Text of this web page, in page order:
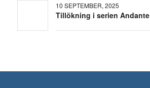
10 SEPTEMBER, 2025
Tillökning i serien Andante